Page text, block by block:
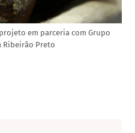
em parceria com Grupo
Ribeirão Preto